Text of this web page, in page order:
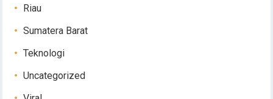
Riau
Sumatera Barat
Teknologi
Uncategorized